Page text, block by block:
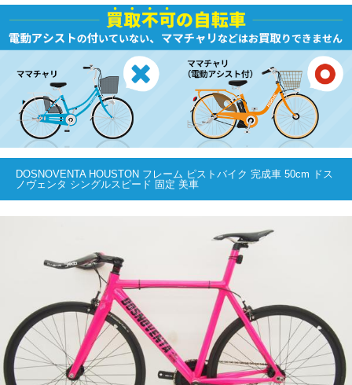
DOSNOVENTA HOUSTON フレーム ピストバイク 完成車 50cm ドス
ノヴェンタ シングルスピード 固定 美車